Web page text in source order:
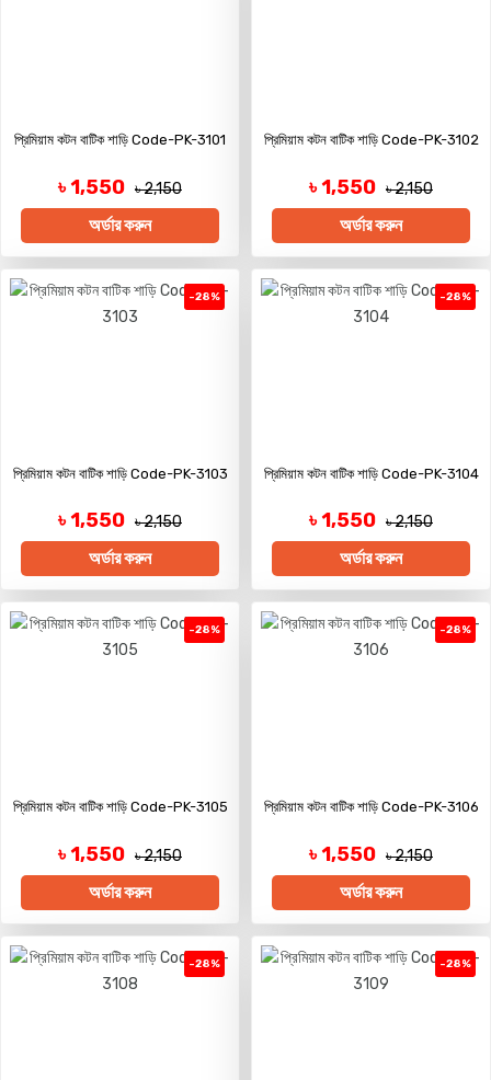
প্রিমিয়াম কটন বাটিক শাড়ি Code-PK-3101
৳ 1,550 ৳ 2,150
অর্ডার করুন
প্রিমিয়াম কটন বাটিক শাড়ি Code-PK-3102
৳ 1,550 ৳ 2,150
অর্ডার করুন
-28%
প্রিমিয়াম কটন বাটিক শাড়ি Code-PK-3103
৳ 1,550 ৳ 2,150
অর্ডার করুন
-28%
প্রিমিয়াম কটন বাটিক শাড়ি Code-PK-3104
৳ 1,550 ৳ 2,150
অর্ডার করুন
-28%
প্রিমিয়াম কটন বাটিক শাড়ি Code-PK-3105
৳ 1,550 ৳ 2,150
অর্ডার করুন
-28%
প্রিমিয়াম কটন বাটিক শাড়ি Code-PK-3106
৳ 1,550 ৳ 2,150
অর্ডার করুন
-28% -28%